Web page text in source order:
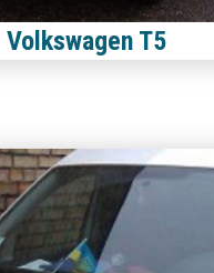
Volkswagen T5